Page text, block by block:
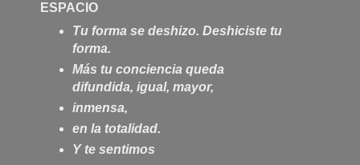
ESPACIO
Tu forma se deshizo. Deshiciste tu
forma.
Más tu conciencia queda
difundida, igual, mayor,
inmensa,
en la totalidad.
Y te sentimos